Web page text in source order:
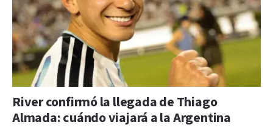
River confirmó la llegada de Thiago
Almada: cuándo viajará a la Argentina